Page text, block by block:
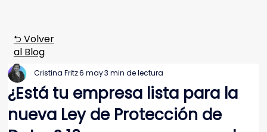
⮌ Volver
al Blog
¿Está tu empresa lista para la
nueva Ley de Protección de
Cristina Fritz6 may3 min de lectura